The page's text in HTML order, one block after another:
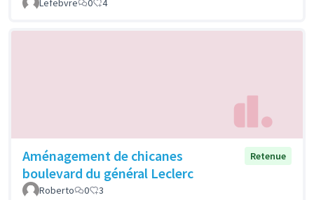
Lefebvre 0 4
Aménagement de chicanes
boulevard du général Leclerc
Retenue
Roberto 0 3